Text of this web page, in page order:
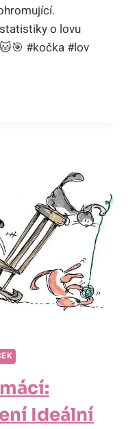
o lovu
#kočka #lov
Ideální